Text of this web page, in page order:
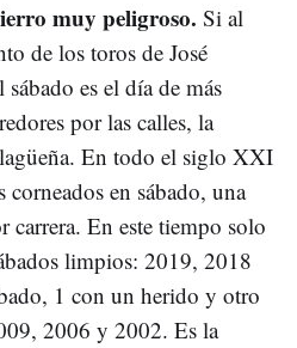
muy peligroso. Si al
de los toros de José
es el día de más
por las calles, la
En todo el siglo XXI
en sábado, una
carrera. En este tiempo solo
limpios: 2019, 2018
1 con un herido y otro
2006 y 2002. Es la